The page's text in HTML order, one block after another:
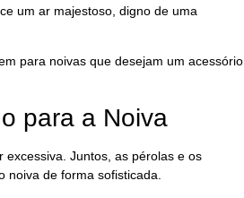
um ar majestoso, digno de uma
para noivas que desejam um acessório
para a Noiva
Juntos, as pérolas e os
de forma sofisticada.